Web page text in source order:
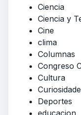
Ciencia
Ciencia y
Cine
clima
Columnas
Congreso
Cultura
Deportes
educacion